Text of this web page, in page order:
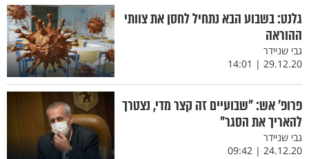
גלנט: בשבוע הבא נתחיל לחסן את צוותי
ההוראה
גבי שניידר
29.12.20 | 14:01
פרופ’ אש: "שבועיים זה קצר מדי, נצטרך
להאריך את הסגר"
גבי שניידר
24.12.20 | 09:42